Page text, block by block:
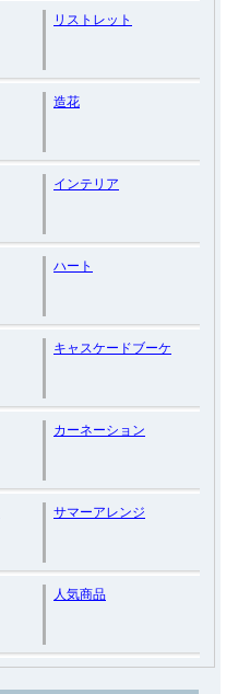
リストレット
造花
インテリア
ハート
キャスケードブーケ
カーネーション
サマーアレンジ
人気商品